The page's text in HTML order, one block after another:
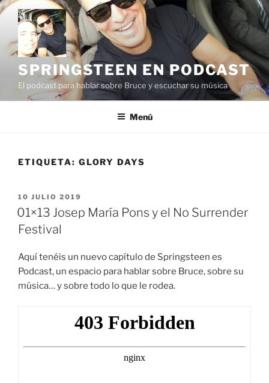
Saltar
contenido
SPRINGSTEEN EN PODCAST
El podcast para hablar sobre Bruce y escuchar su música
Menú
ETIQUETA: GLORY DAYS
PUBLICADO
EL
10 JULIO 2019
01×13 Josep María Pons y el No Surrender
Festival
Aquí tenéis un nuevo capítulo de Springsteen es
Podcast, un espacio para hablar sobre Bruce, sobre su
música… y sobre todo lo que le rodea.